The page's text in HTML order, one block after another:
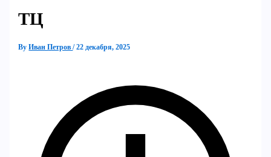
ТЦ
ByИван Петров/22 декабря, 2025